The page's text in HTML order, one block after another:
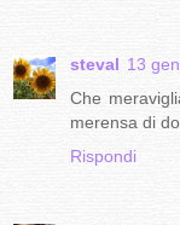
steval 13
Che
merensa di
Rispondi